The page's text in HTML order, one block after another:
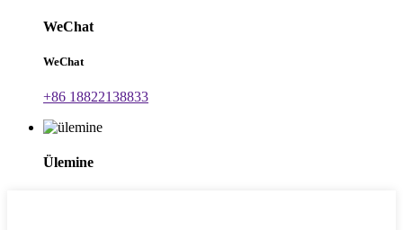
WeChat
WeChat
+86 18822138833
Ülemine